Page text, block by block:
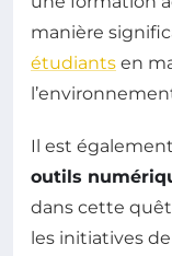
manière
étudiants en
Il est
outils
dans cette
les initiatives